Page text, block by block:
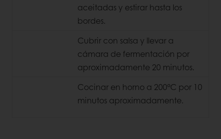
aceitadas y estirar hasta los
bordes.
Cubrir con salsa y llevar a
cámara de fermentación por
aproximadamente 20 minutos.
Cocinar en horno a 200°C por 10
minutos aproximadamente.